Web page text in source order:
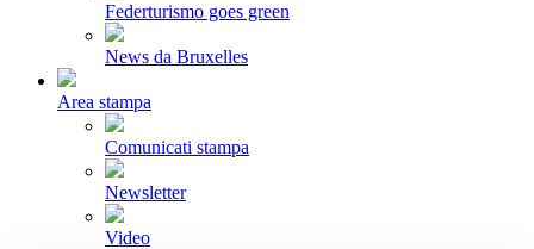
Federturismo goes green
News da Bruxelles
Area stampa
Comunicati stampa
Newsletter
Video